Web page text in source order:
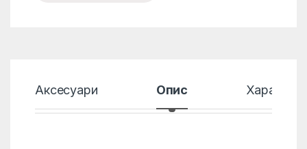
Аксесуари Опис